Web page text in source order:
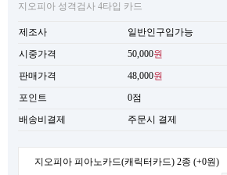
지오피아 성격검사 4타입 카드
제조사
일반인구입가능
시중가격
50,000원
판매가격
48,000원
포인트
0점
배송비결제
주문시 결제
지오피아 피아노카드(캐릭터카드) 2종 (+0원)